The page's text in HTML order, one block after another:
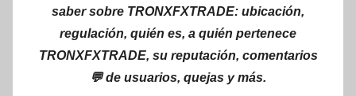
saber sobre TRONXFXTRADE: ubicación,
regulación, quién es, a quién pertenece
TRONXFXTRADE, su reputación, comentarios
💬 de usuarios, quejas y más.